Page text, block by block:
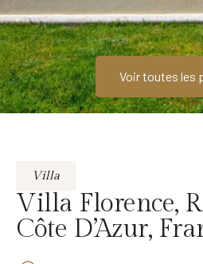
Voir toutes les
Villa
Villa Florence,
Côte D’Azur,